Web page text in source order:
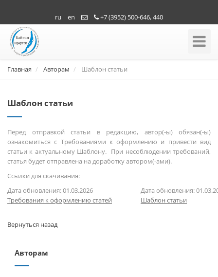
ru en +7 (3952) 500-646, 440
Toggle
Главная Авторам Шаблон статьи
Шаблон статьи
Перед отправкой статьи в редакцию, автор(-ы) обязан(-ы)
ознакомиться с Требованиями к оформлению и привести вид
статьи к актуальному Шаблону. При несоблюдении требований,
статья будет отправлена на доработку автором(-ами).
Ссылки для скачивания:
Дата обновления: 01.03.2026
Дата обновления:
Требования к оформлению статей
Шаблон статьи
Вернуться назад
Авторам